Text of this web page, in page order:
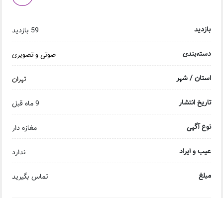
بازدید 59 بازدید
دسته‌بندی صوتی و تصویری
استان / شهر تهران
تاریخ انتشار 9 ماه قبل
نوع آگهی مغازه دار
عیب و ایراد ندارد
مبلغ تماس بگیرید